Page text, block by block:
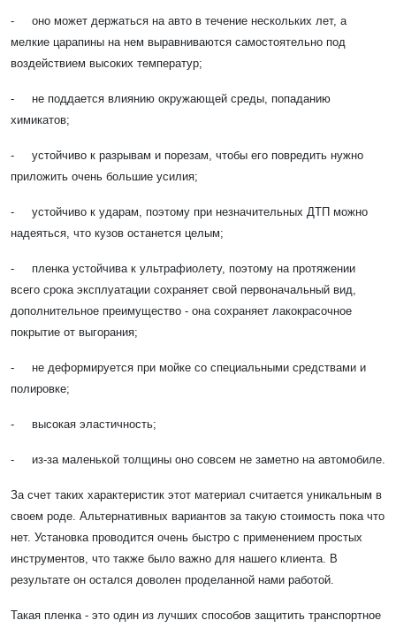
- оно может держаться на авто в течение нескольких лет, а
мелкие царапины на нем выравниваются самостоятельно под
воздействием высоких температур;
- не поддается влиянию окружающей среды, попаданию
химикатов;
- устойчиво к разрывам и порезам, чтобы его повредить нужно
приложить очень большие усилия;
- устойчиво к ударам, поэтому при незначительных ДТП можно
надеяться, что кузов останется целым;
- пленка устойчива к ультрафиолету, поэтому на протяжении
всего срока эксплуатации сохраняет свой первоначальный вид,
дополнительное преимущество - она сохраняет лакокрасочное
покрытие от выгорания;
- не деформируется при мойке со специальными средствами и
полировке;
- высокая эластичность;
- из-за маленькой толщины оно совсем не заметно на автомобиле.
За счет таких характеристик этот материал считается уникальным в
своем роде. Альтернативных вариантов за такую стоимость пока что
нет. Установка проводится очень быстро с применением простых
инструментов, что также было важно для нашего клиента. В
результате он остался доволен проделанной нами работой.
Такая пленка - это один из лучших способов защитить транспортное